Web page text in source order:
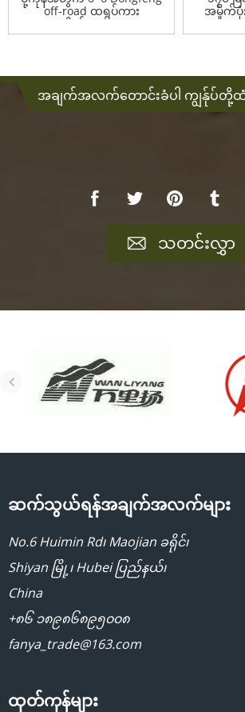
off-road ထရပ်ကား
ကိုယ်ထည် ...
အမှိုက်ပုံ
အချက်အလက်တောင်းခံပါ ကျွန်ုပ်
သတင်းလွှာ
ဆက်သွယ်ရန်အချက်အလက်များ
No.6 Huimin Rd၊ Maojian ခရိုင်၊
Shiyan မြို့၊ Hubei ပြည်နယ်၊
China
+၈၆ ၁၈၉၈၆၈၉၅၀၀၈
fanya_trade@163.com
ထုတ်ကုန်များ